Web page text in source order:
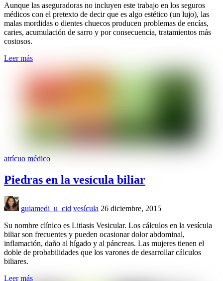
Aunque las aseguradoras no incluyen este trabajo en los seguros
médicos con el pretexto de decir que es algo estético (un lujo), las
malas mordidas o dientes chuecos producen problemas de encías,
caries, acumulación de sarro y por consecuencia, tratamientos más
costosos.
Leer más
atrícuo médico
Piedras en la vesícula biliar
guiamedi_u_cid vesícula 26 diciembre, 2015
Su nombre clínico es Litiasis Vesicular. Los cálculos en la vesícula
biliar son frecuentes y pueden ocasionar dolor abdominal,
inflamación, daño al hígado y al páncreas. Las mujeres tienen el
doble de probabilidades que los varones de desarrollar cálculos
biliares.
Leer más